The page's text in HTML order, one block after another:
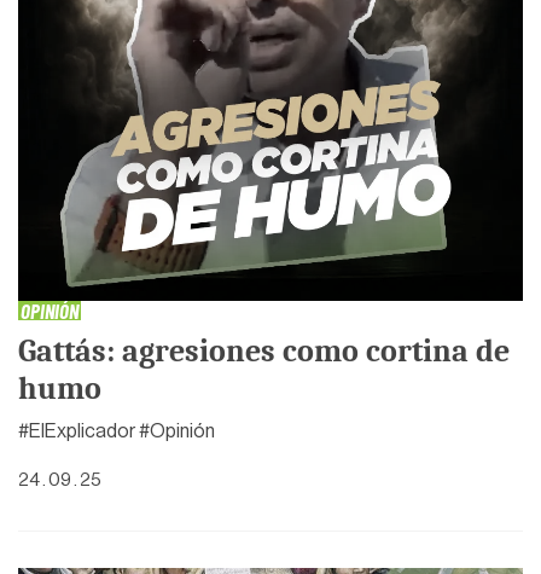
OPINIÓN
Gattás: agresiones como cortina de
humo
#ElExplicador #Opinión
24 . 09 . 25